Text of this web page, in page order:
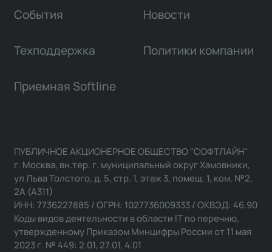
События Новости
Техподдержка Политики компании
Приемная Softline
ПУБЛИЧНОЕ АКЦИОНЕРНОЕ ОБЩЕСТВО "СОФТЛАЙН"
г. Москва, вн.тер. г. муниципальный округ Хамовники,
ул Льва Толстого, д. 5, стр. 1, этаж 3, помещ. 1, ком. №2,
2А (А311)
ИНН: 7736227885 / ОГРН: 1027736009333 / ОКВЭД: 46.90
Коды видов деятельности в области IT по перечню,
утвержденному Приказом Минцифры России от 11 мая
2023 г. № 449: 2.01, 27.01, 4.01